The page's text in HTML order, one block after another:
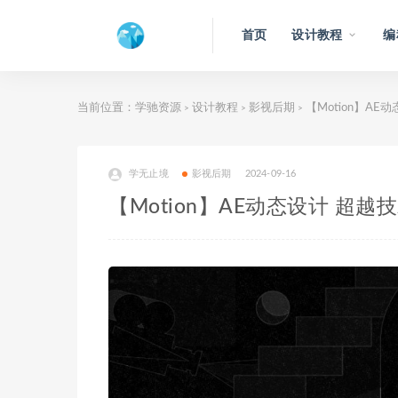
首页 设计教程 编
当前位置： 学驰资源 > 设计教程 > 影视后期 > 【Motion】AE动
学无止境 影视后期 2024-09-16
【Motion】AE动态设计 超越